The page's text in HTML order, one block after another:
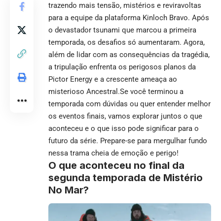
trazendo mais tensão, mistérios e reviravoltas
para a equipe da plataforma Kinloch Bravo. Após
o devastador tsunami que marcou a primeira
temporada, os desafios só aumentaram. Agora,
além de lidar com as consequências da tragédia,
a tripulação enfrenta os perigosos planos da
Pictor Energy e a crescente ameaça ao
misterioso Ancestral.Se você terminou a
temporada com dúvidas ou quer entender melhor
os eventos finais, vamos explorar juntos o que
aconteceu e o que isso pode significar para o
futuro da série. Prepare-se para mergulhar fundo
nessa trama cheia de emoção e perigo!
O que aconteceu no final da
segunda temporada de Mistério
No Mar?